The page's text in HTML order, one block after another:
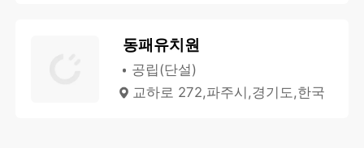
동패유치원
공립(단설)
교하로 272,파주시,경기도,한국